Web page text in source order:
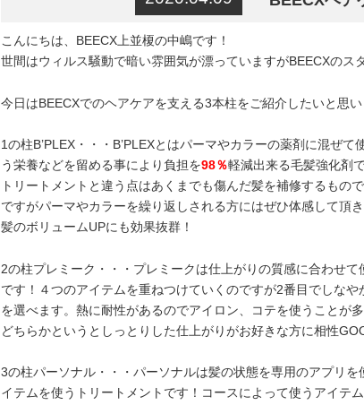
こんにちは、BEECX上並榎の中嶋です！
世間はウィルス騒動で暗い雰囲気が漂っていますがBEECXのス
今日はBEECXでのヘアケアを支える3本柱をご紹介したいと思い
1の柱B’PLEX・・・B’PLEXとはパーマやカラーの薬剤に混ぜ
う栄養などを留める事により負担を98％軽減出来る毛髪強化剤で
トリートメントと違う点はあくまでも傷んだ髪を補修するも
ですがパーマやカラーを繰り返しされる方にはぜひ体感して頂
髪のボリュームUPにも効果抜群！
2の柱プレミーク・・・プレミークは仕上がりの質感に合わせ
です！４つのアイテムを重ねつけていくのですが2番目でしな
を選べます。熱に耐性があるのでアイロン、コテを使うことが
どちらかというとしっとりした仕上がりがお好きな方に相性
3の柱パーソナル・・・パーソナルは髪の状態を専用のアプリ
イテムを使うトリートメントです！コースによって使うアイテ